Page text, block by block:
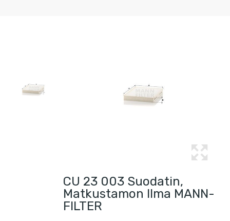
CU 23 003 Suodatin,
Matkustamon Ilma MANN-
FILTER